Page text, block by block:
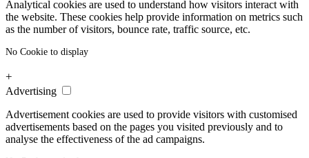
Analytical cookies are used to understand how visitors interact with
the website. These cookies help provide information on metrics such
as the number of visitors, bounce rate, traffic source, etc.
No Cookie to display
+
Advertising
Advertisement cookies are used to provide visitors with customised
advertisements based on the pages you visited previously and to
analyse the effectiveness of the ad campaigns.